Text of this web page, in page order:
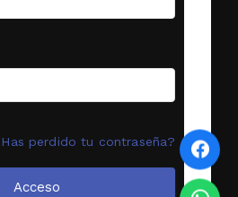
perdido tu contraseña?
Acceso